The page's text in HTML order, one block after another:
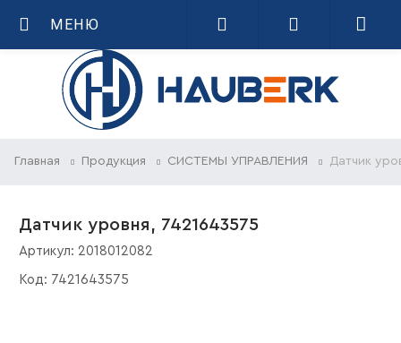
МЕНЮ
Главная Продукция СИСТЕМЫ УПРАВЛЕНИЯ Датчик
Датчик уровня, 7421643575
Артикул: 2018012082
Код: 7421643575